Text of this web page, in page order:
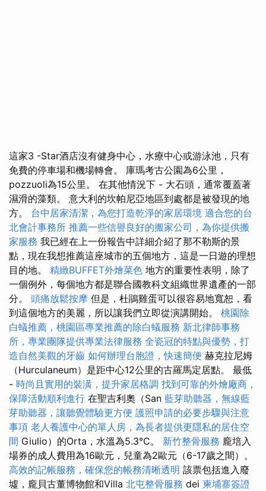
這家3 -Star酒店沒有健身中心，水療中心或游泳池，只有
免費的停車場和機場轉會。 庫瑪考古公園為6公里，
pozzuoli為15公里。 在其他情況下 - 大石頭，通常覆蓋著
濕滑的藻類。 意大利的坎帕尼亞地區到處都是被發現的地
方。 台中居家清潔，為您打造乾淨的家居環境 適合您的台
北會計事務所 推薦一些信譽良好的搬家公司，為你提供搬
家服務 我已經在上一份報告中詳細介紹了那不勒斯的景
點，現在我想推薦這座城市的五個地方，這是一日遊的理想
目的地。 精緻BUFFET外燴菜色 地方的重要性表明，除了
一個例外，每個地方都是聯合國教科文組織世界遺產的一部
分。 頭痛放鬆按摩 但是，杜鵑雞蛋可以很容易地寬恕，看
到這個地方的美麗，所以讓我們立即從演講開始。 桃園除
白蟻推薦，桃園區專業推薦的除白蟻服務 新北律師事務
所，專業團隊提供專業法律服務 全瓷冠的特點與優勢，打
造自然美觀的牙齒 如何辦理台胞證，快速簡便 赫克拉尼姆
（Hurculaneum）是距中心12公里的古羅馬定居點。 最低
- 時尚且實用的裝潢，提升家居格調 找到可靠的外燴廠商，
保障活動順利進行 在聖吉利奧（San 藍芽助聽器，無線藍
芽助聽器，讓聽覺體驗更方便 護照申請的必要步驟與注意
事項 老人養護中心的單人房，為長者提供更隱私的居住空
間 Giulio）的Orta，水溫為5.3°C。 新竹整骨服務 龐培入
場券的成人費用為16歐元，兒童為2歐元（6-17歲之間）。
高效的記帳服務，確保您的帳務清晰透明 該票包括進入廢
墟，龐貝古董博物館和Villa 北屯整骨服務 dei 柬埔寨簽證